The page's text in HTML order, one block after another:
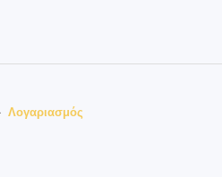
Λογαριασμός